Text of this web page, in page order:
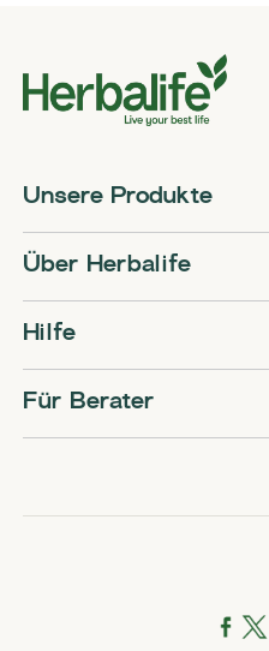
Unsere Produkte
Über Herbalife
Hilfe
Für Berater